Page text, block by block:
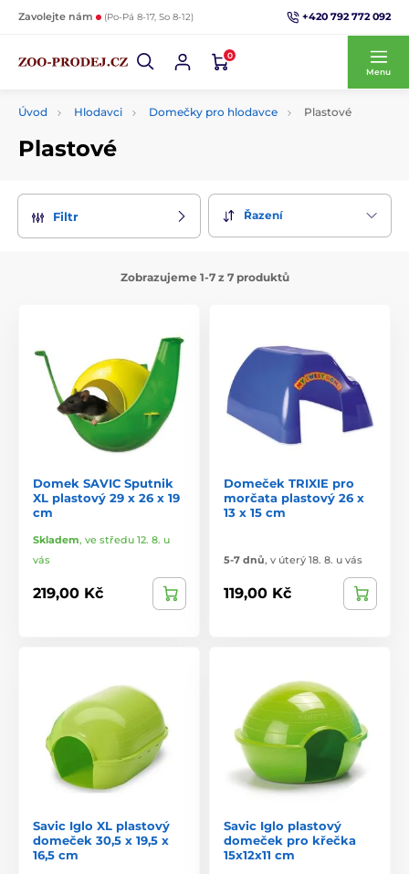
Zavolejte nám (Po-Pá 8-17, So 8-12) +420 792 772 092
0
Menu
Úvod Hlodavci Domečky pro hlodavce Plastové
Plastové
Filtr Řazení
Zobrazujeme 1-7 z 7 produktů
Domek SAVIC Sputnik
XL plastový 29 x 26 x 19
cm
Skladem, ve středu 12. 8. u
vás
219,00 Kč
Domeček TRIXIE pro
morčata plastový 26 x
13 x 15 cm
5-7 dnů, v úterý 18. 8. u vás
119,00 Kč
Savic Iglo XL plastový
domeček 30,5 x 19,5 x
16,5 cm
Savic Iglo plastový
domeček pro křečka
15x12x11 cm